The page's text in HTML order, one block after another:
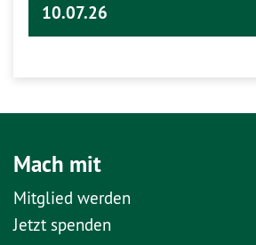
10.07.26
Mach mit
Mitglied werden
Jetzt spenden